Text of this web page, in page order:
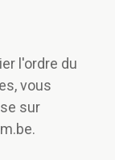
l'ordre du
vous
sur